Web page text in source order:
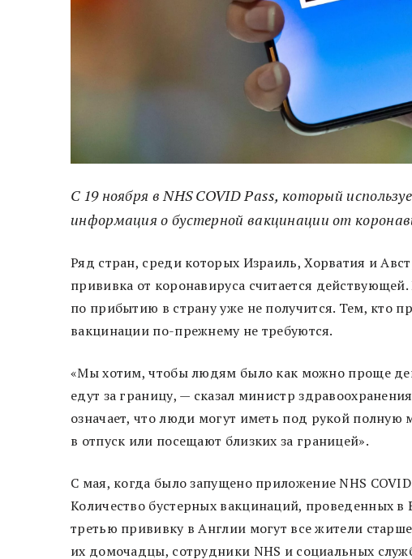
С 19 ноября в NHS COVID Pass, который
информация о бустерной вакцинации от
Ряд стран, среди которых Израиль, Хорватия и
прививка от коронавируса считается
по прибытию в страну уже не получится. Тем, кто
вакцинации по-прежнему не требуются.
«Мы хотим, чтобы людям было как можно проще
едут за границу, — сказал министр
означает, что люди могут иметь под рукой
в отпуск или посещают близких за границей».
С мая, когда было запущено приложение NHS
Количество бустерных вакцинаций, проведенных
третью прививку в Англии могут все жители
их домочадцы, сотрудники NHS и социальных